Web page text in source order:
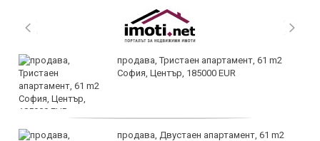
продава, Тристаен апартамент, 61 m2
София, Център, 185000 EUR
продава, Двустаен апартамент, 61 m2